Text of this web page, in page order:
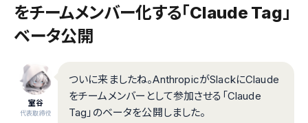
をチームメンバー化する「Claude Tag」
ベータ公開
室谷
代表取締役
ついに来ましたね。AnthropicがSlackにClaude
をチームメンバーとして参加させる「Claude
Tag」のベータを公開しました。